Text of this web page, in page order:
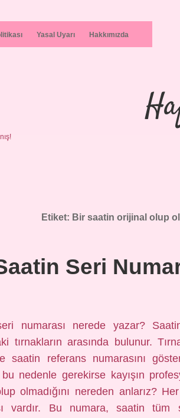
Yasal Uyarı Hakkımızda
Etiket: Bir saatin orijinal olup
Seri
numarası nerede yazar?
tırnakların arasında bulunur.
saatin referans numarasını
nedenle gerekirse kayışın
olmadığını nereden anlarız?
vardır. Bu numara, saatin tüm